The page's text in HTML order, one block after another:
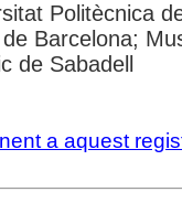
Politècnica
Barcelona;
de Sabadell
a aquest